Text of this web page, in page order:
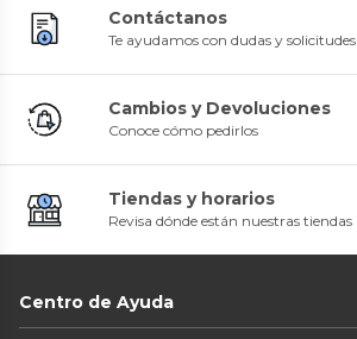
Contáctanos
Te ayudamos con dudas y solicitudes
Cambios y Devoluciones
Conoce cómo pedirlos
Tiendas y horarios
Revisa dónde están nuestras tiendas
Centro de Ayuda